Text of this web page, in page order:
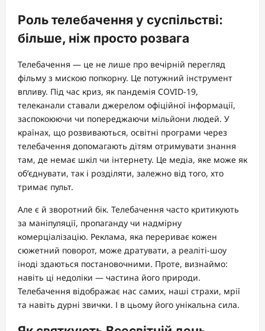
Роль телебачення у суспільстві:
більше, ніж просто розвага
Телебачення — це не лише про вечірній перегляд
фільму з мискою попкорну. Це потужний інструмент
впливу. Під час криз, як пандемія COVID-19,
телеканали ставали джерелом офіційної інформації,
заспокоюючи чи попереджаючи мільйони людей. У
країнах, що розвиваються, освітні програми через
телебачення допомагають дітям отримувати знання
там, де немає шкіл чи інтернету. Це медіа, яке може як
об’єднувати, так і розділяти, залежно від того, хто
тримає пульт.
Але є й зворотний бік. Телебачення часто критикують
за маніпуляції, пропаганду чи надмірну
комерціалізацію. Реклама, яка перериває кожен
сюжетний поворот, може дратувати, а реаліті-шоу
іноді здаються постановочними. Проте, визнаймо:
навіть ці недоліки — частина його природи.
Телебачення відображає нас самих, наші страхи, мрії
та навіть дурні звички. І в цьому його унікальна сила.